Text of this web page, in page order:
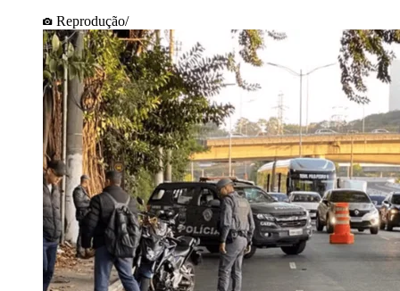
Reprodução/